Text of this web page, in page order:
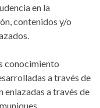
en la
contenidos y/o
conocimiento
a través de
enlazadas a través de